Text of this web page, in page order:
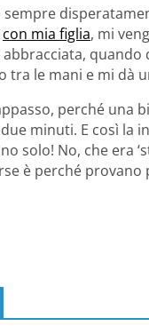
sempre
con mia figlia, mi
tra le mani e mi dà
perché una
minuti. E così la
solo! No, che era
è perché